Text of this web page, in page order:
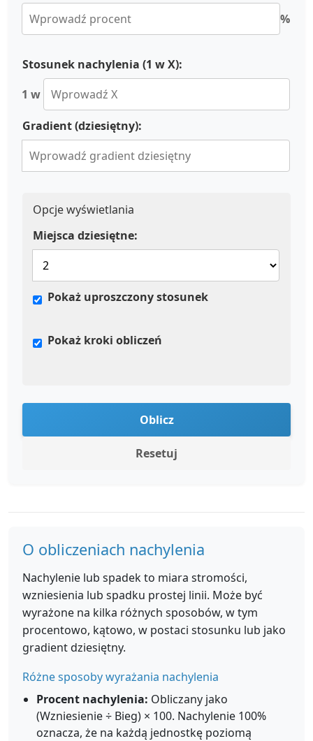
%
Stosunek nachylenia (1 w X):
1 w
Gradient (dziesiętny):
Opcje wyświetlania
Miejsca dziesiętne:
Pokaż uproszczony stosunek
Pokaż kroki obliczeń
Oblicz
Resetuj
O obliczeniach nachylenia
Nachylenie lub spadek to miara stromości,
wzniesienia lub spadku prostej linii. Może być
wyrażone na kilka różnych sposobów, w tym
procentowo, kątowo, w postaci stosunku lub jako
gradient dziesiętny.
Różne sposoby wyrażania nachylenia
Procent nachylenia: Obliczany jako
(Wzniesienie ÷ Bieg) × 100. Nachylenie 100%
oznacza, że na każdą jednostkę poziomą